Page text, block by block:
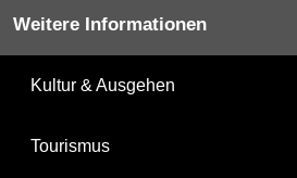
Weitere Informationen
Kultur & Ausgehen
Tourismus